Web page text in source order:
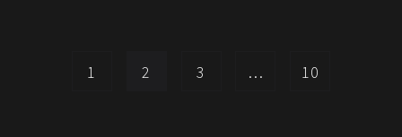
1 2 3 … 10